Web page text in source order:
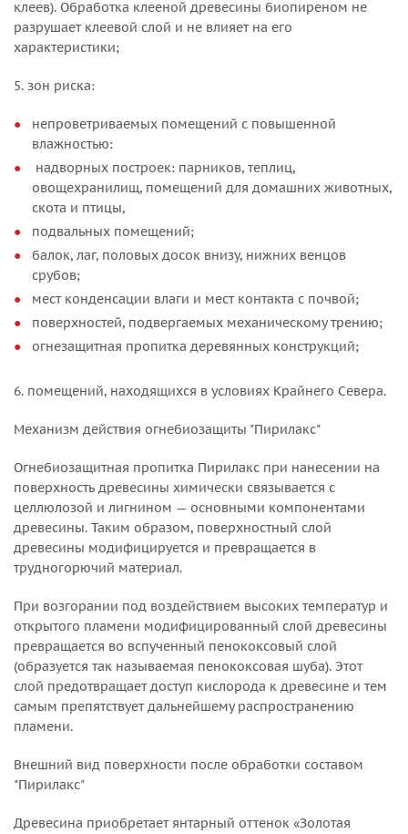
клеев). Обработка клееной древесины биопиреном не
разрушает клеевой слой и не влияет на его
характеристики;
5. зон риска:
непроветриваемых помещений с повышенной
влажностью:
надворных построек: парников, теплиц,
овощехранилищ, помещений для домашних животных,
скота и птицы,
подвальных помещений;
балок, лаг, половых досок внизу, нижних венцов
срубов;
мест конденсации влаги и мест контакта с почвой;
поверхностей, подвергаемых механическому трению;
огнезащитная пропитка деревянных конструкций;
6. помещений, находящихся в условиях Крайнего Севера.
Механизм действия огнебиозащиты "Пирилакс"
Огнебиозащитная пропитка Пирилакс при нанесении на
поверхность древесины химически связывается с
целлюлозой и лигнином — основными компонентами
древесины. Таким образом, поверхностный слой
древесины модифицируется и превращается в
трудногорючий материал.
При возгорании под воздействием высоких температур и
открытого пламени модифицированный слой древесины
превращается во вспученный пенококсовый слой
(образуется так называемая пенококсовая шуба). Этот
слой предотвращает доступ кислорода к древесине и тем
самым препятствует дальнейшему распространению
пламени.
Внешний вид поверхности после обработки составом
"Пирилакс"
Древесина приобретает янтарный оттенок «Золотая